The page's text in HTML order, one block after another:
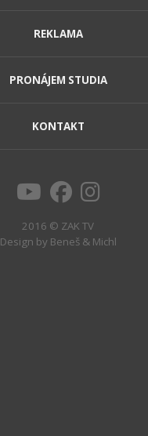
REKLAMA
PRONÁJEM STUDIA
KONTAKT
2016 © ZAK TV
Design by Beneš & Michl